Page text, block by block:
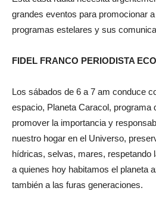
grandes eventos para promocionar
programas estelares y sus
FIDEL FRANCO PERIODISTA
Los sábados de 6 a 7 am conduce
espacio, Planeta Caracol, programa
promover la importancia y
nuestro hogar en el Universo,
hídricas, selvas, mares, respetando
a quienes hoy habitamos el planeta
también a las furas generaciones.